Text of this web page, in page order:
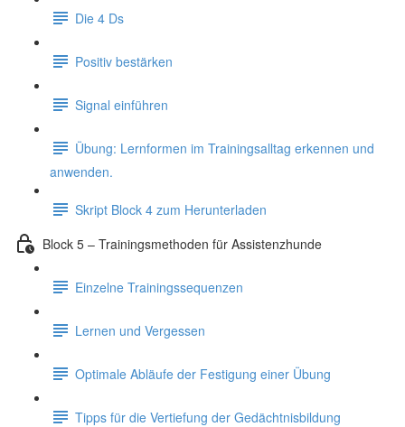
Die 4 Ds
Positiv bestärken
Signal einführen
Übung: Lernformen im Trainingsalltag erkennen und
anwenden.
Skript Block 4 zum Herunterladen
Block 5 – Trainingsmethoden für Assistenzhunde
Einzelne Trainingssequenzen
Lernen und Vergessen
Optimale Abläufe der Festigung einer Übung
Tipps für die Vertiefung der Gedächtnisbildung